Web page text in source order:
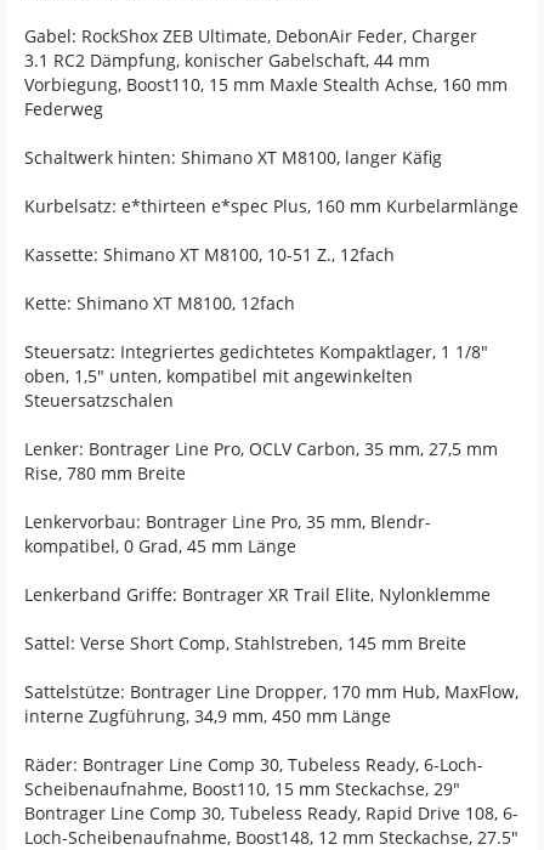
Gabel: RockShox ZEB Ultimate, DebonAir Feder, Charger
3.1 RC2 Dämpfung, konischer Gabelschaft, 44 mm
Vorbiegung, Boost110, 15 mm Maxle Stealth Achse, 160 mm
Federweg
Schaltwerk hinten: Shimano XT M8100, langer Käfig
Kurbelsatz: e*thirteen e*spec Plus, 160 mm Kurbelarmlänge
Kassette: Shimano XT M8100, 10-51 Z., 12fach
Kette: Shimano XT M8100, 12fach
Steuersatz: Integriertes gedichtetes Kompaktlager, 1 1/8"
oben, 1,5" unten, kompatibel mit angewinkelten
Steuersatzschalen
Lenker: Bontrager Line Pro, OCLV Carbon, 35 mm, 27,5 mm
Rise, 780 mm Breite
Lenkervorbau: Bontrager Line Pro, 35 mm, Blendr-
kompatibel, 0 Grad, 45 mm Länge
Lenkerband Griffe: Bontrager XR Trail Elite, Nylonklemme
Sattel: Verse Short Comp, Stahlstreben, 145 mm Breite
Sattelstütze: Bontrager Line Dropper, 170 mm Hub, MaxFlow,
interne Zugführung, 34,9 mm, 450 mm Länge
Räder: Bontrager Line Comp 30, Tubeless Ready, 6-Loch-
Scheibenaufnahme, Boost110, 15 mm Steckachse, 29"
Bontrager Line Comp 30, Tubeless Ready, Rapid Drive 108, 6-
Loch-Scheibenaufnahme, Boost148, 12 mm Steckachse, 27.5"